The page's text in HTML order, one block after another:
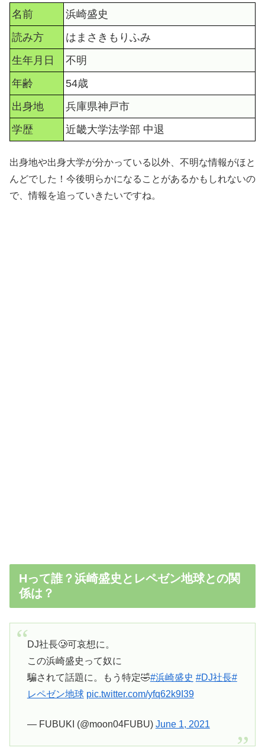
名前
浜崎盛史
読み方
はまさきもりふみ
生年月日
不明
年齢
54歳
出身地
兵庫県神戸市
学歴
近畿大学法学部 中退
出身地や出身大学が分かっている以外、不明な情報がほと
んどでした！今後明らかになることがあるかもしれないの
で、情報を追っていきたいですね。
Hって誰？浜崎盛史とレペゼン地球との関
係は？
DJ社長🥲可哀想に。
この浜崎盛史って奴に
騙されて話題に。もう特定🤣#浜崎盛史 #DJ社長#
レペゼン地球 pic.twitter.com/yfq62k9I39
— FUBUKI (@moon04FUBU) June 1, 2021